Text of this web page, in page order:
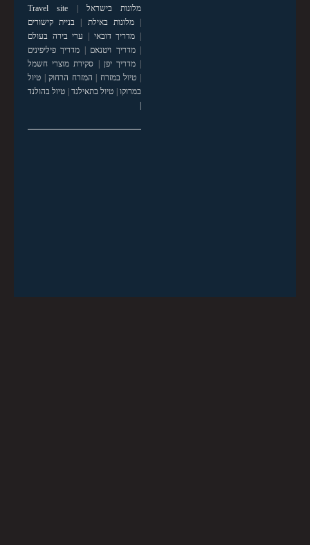
מלונות בישראל
Travel site
|מלונות באילת
בניית קישורים
מדריך דובאי
ערי בירה בעולם
|מדריך ויטנאם
מדריך פיליפינים
|מדריך יפן
סקירת מוצרי חשמל
טיול במזרח המזרח הרחוק| טיול
במרוקו| טיול בתאילנד| טיול בהולנד